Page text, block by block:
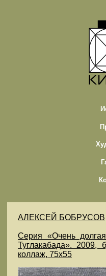
АЛЕКСЕЙ БОБРУСОВ
Серия «Очень
Туглакабада». 2009,
коллаж, 75х55